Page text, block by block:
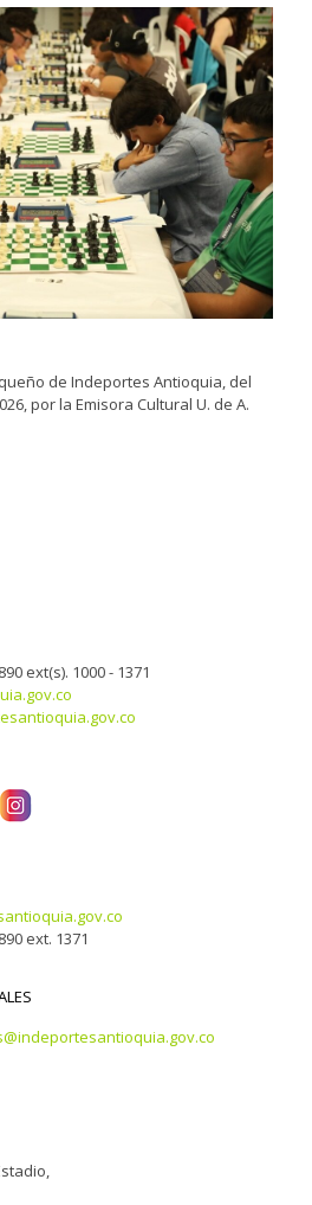
de Indeportes Antioquia, del
por la Emisora Cultural U. de A.
ext(s). 1000 - 1371
ext. 1371